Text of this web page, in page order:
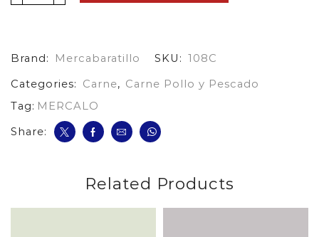
Lb
Brand: Mercabaratillo SKU: 108C
Categories:
Carne, Carne Pollo y Pescado
Tag: MERCALO
Share:
Related Products